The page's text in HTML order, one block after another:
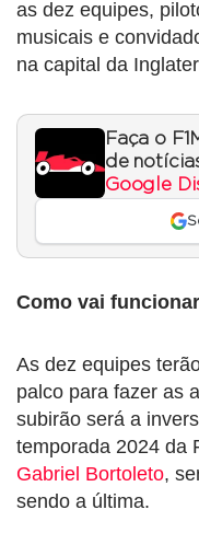
as dez equipes,
musicais e
na capital da
Faça o
de
Google
Como vai
As dez equipes
palco para fazer as
subirão será a
temporada 2024 da
Gabriel Bortoleto,
sendo a última.